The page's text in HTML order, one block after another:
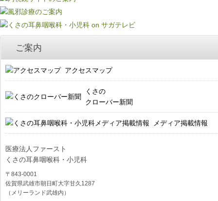
ご案内
アクセスマップ
くさの
クローバー新聞
メディア掲載情報
医療法人ファースト
くさの耳鼻咽喉科・小児科
〒843-0001
佐賀県武雄市朝日町大字甘久1287
（メリーランド武雄内）